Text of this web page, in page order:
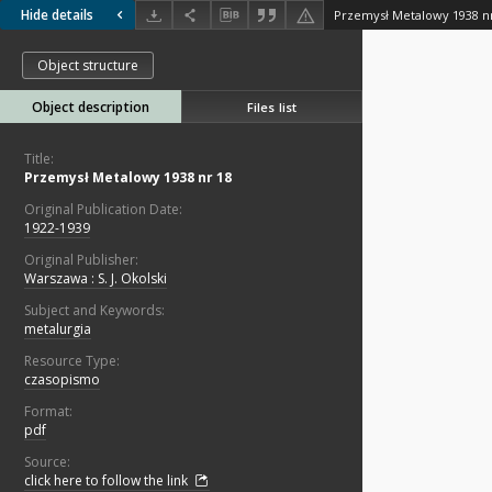
Hide details Przemysł Metalowy 1938
Object structure
Object description Files list
Title:
Przemysł Metalowy 1938 nr 18
Original Publication Date:
1922-1939
Original Publisher:
Warszawa : S. J. Okolski
Subject and Keywords:
metalurgia
Resource Type:
czasopismo
Format:
pdf
Source:
click here to follow the link